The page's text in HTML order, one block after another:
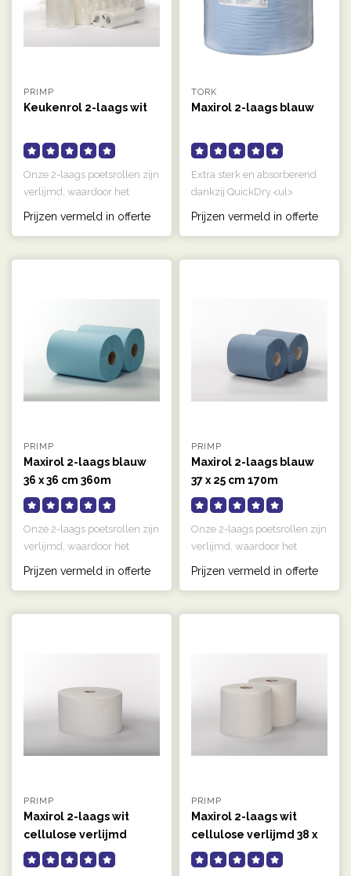
PRIMP
Keukenrol 2-laags wit
Onze 2-laags poetsrollen zijn
verlijmd, waardoor het
papier sterker is en minder..
Prijzen vermeld in offerte
TORK
Maxirol 2-laags blauw
Extra sterk en absorberend
dankzij QuickDry.<ul>
<li>Verpakking: Folie</li>
<li>Kl..
Prijzen vermeld in offerte
PRIMP
Maxirol 2-laags blauw
36 x 36 cm 360m
Onze 2-laags poetsrollen zijn
verlijmd, waardoor het
Prijzen vermeld in offerte
PRIMP
Maxirol 2-laags blauw
37 x 25 cm 170m
Onze 2-laags poetsrollen zijn
verlijmd, waardoor het
Prijzen vermeld in offerte
PRIMP
Maxirol 2-laags wit
cellulose verlijmd
PRIMP
Maxirol 2-laags wit
cellulose verlijmd 38 x
24 cm 380m